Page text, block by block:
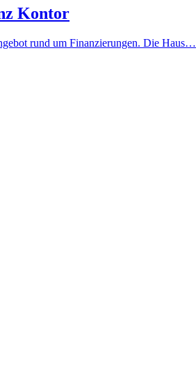
Kontor
rund um Finanzierungen. Die Haus…